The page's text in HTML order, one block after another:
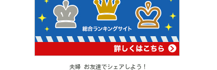
夫婦 お友達でシェアしよう！